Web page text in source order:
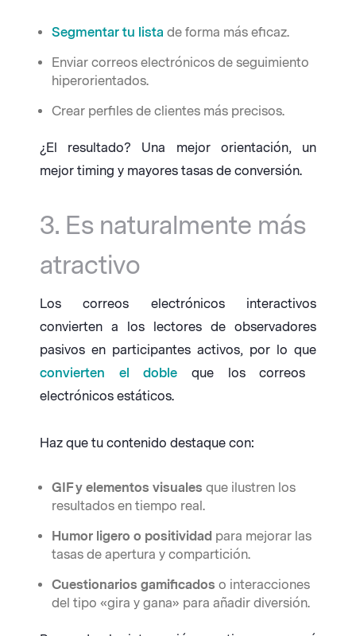
Segmentar tu lista de forma más eficaz.
Enviar correos electrónicos de seguimiento
hiperorientados.
Crear perfiles de clientes más precisos.
¿El resultado? Una mejor orientación, un
mejor timing y mayores tasas de conversión.
3. Es naturalmente más
atractivo
Los correos electrónicos interactivos
convierten a los lectores de observadores
pasivos en participantes activos, por lo que
convierten el doble que los correos
electrónicos estáticos.
Haz que tu contenido destaque con:
GIF y elementos visuales que ilustren los
resultados en tiempo real.
Humor ligero o positividad para mejorar las
tasas de apertura y compartición.
Cuestionarios gamificados o interacciones
del tipo «gira y gana» para añadir diversión.